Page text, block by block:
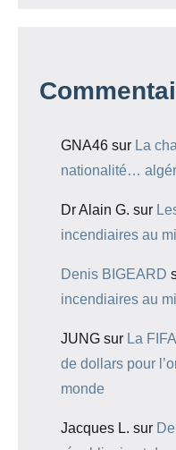
GNA46 sur La
nationalité…
Dr Alain G. sur
incendiaires au
Denis BIGEARD
incendiaires au
JUNG sur La
de dollars pour
monde
Jacques L. sur